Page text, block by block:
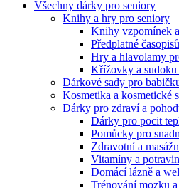
Všechny dárky pro seniory
Knihy a hry pro seniory
Knihy vzpomínek
Předplatné
Hry a hlavolamy
Křížovky a sudoku
Dárkové sady pro
Kosmetika a kosmetické
Dárky pro zdraví a
Dárky pro pocit
Pomůcky pro
Zdravotní a
Vitamíny a
Domácí lázně a
Trénování mozku